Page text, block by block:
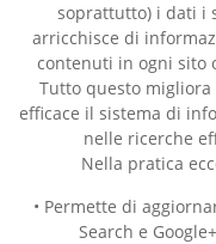
soprattutto) i dati i
arricchisce di
contenuti in ogni sito
Tutto questo
efficace il sistema di
nelle ricerche
Nella pratica
• Permette di
Search e